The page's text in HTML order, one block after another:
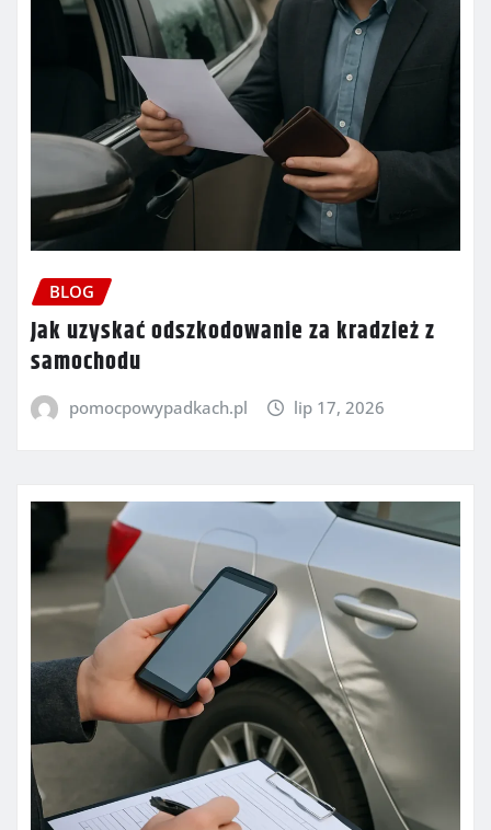
BLOG
Jak uzyskać odszkodowanie za kradzież z
samochodu
pomocpowypadkach.pl lip 17, 2026